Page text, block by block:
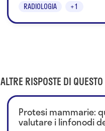
RADIOLOGIA +1
ALTRE RISPOSTE DI
Protesi mammarie:
valutare i linfonodi